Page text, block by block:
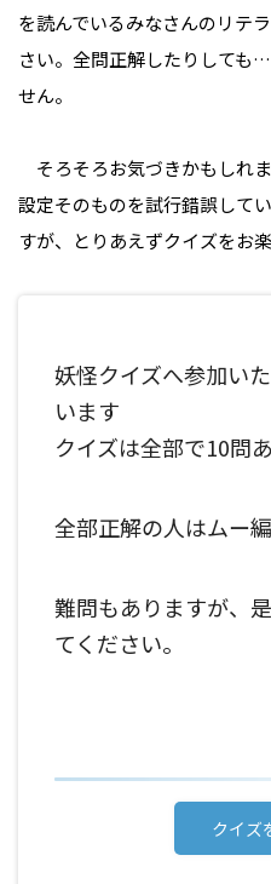
を読んでいるみなさんのリテ
さい。全問正解したりして
せん。
そろそろお気づきかもしれ
設定そのものを試行錯誤し
すが、とりあえずクイズをお
妖怪クイズへ参加い
います
クイズは全部で10問あ
全部正解の人はムー
難問もありますが、
てください。
クイズ